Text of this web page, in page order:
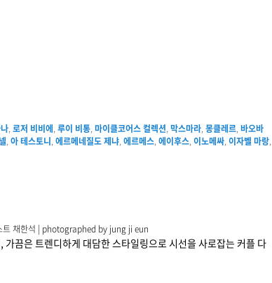
,로저 비비에,루이 비통,마이클코어스 컬렉션,막스마라,몽클레르,바오바
,아 테스토니,에르메네질도 제냐,에르메스,에이후스,이노메싸,이자벨 마랑,
트 채한석 | photographed by jung ji eun
끔은 트렌디하게 대담한 스타일링으로 시선을 사로잡는 커플 다